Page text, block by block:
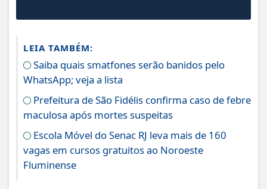
LEIA TAMBÉM:
Saiba quais smatfones serão banidos pelo
WhatsApp; veja a lista
Prefeitura de São Fidélis confirma caso de febre
maculosa após mortes suspeitas
Escola Móvel do Senac RJ leva mais de 160
vagas em cursos gratuitos ao Noroeste
Fluminense